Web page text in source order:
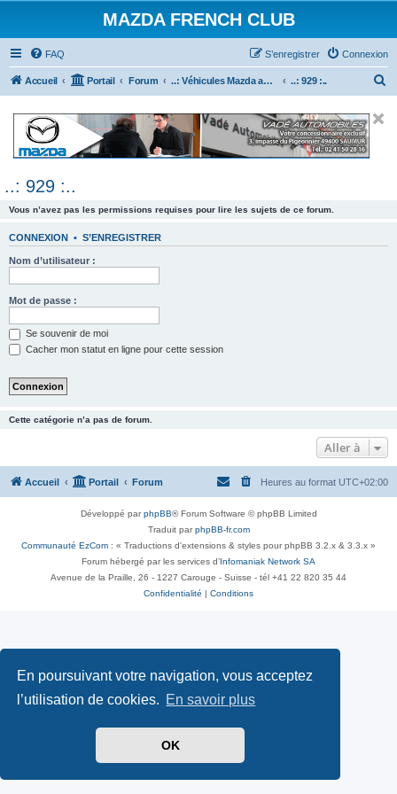
En poursuivant votre navigation, vous acceptez
l’utilisation de cookies. En savoir plus
OK
MAZDA FRENCH CLUB
FAQ Connexion
S’enregistrer
Accueil Portail Forum ..: Véhicules Mazda ancien (<2003) :.. ..: 929 :..
e
..: 929 :..
Vous n’avez pas les permissions requises pour lire les sujets de ce forum.
CONNEXION • S’ENREGISTRER
Nom d’utilisateur :
Mot de passe :
Se souvenir de moi
Cacher mon statut en ligne pour cette session
Cette catégorie n’a pas de forum.
Aller à
Accueil Portail Forum Heures au format UTC+02:00
Développé parphpBB® Forum Software © phpBB Limited
Traduit parphpBB-fr.com
Communauté EzCom : « Traductions d'extensions & styles pour phpBB 3.2.x & 3.3.x »
Forum hébergé par les services d’ Infomaniak Network SA
Avenue de la Praille, 26 - 1227 Carouge - Suisse - tél +41 22 820 35 44
Confidentialité
Conditions